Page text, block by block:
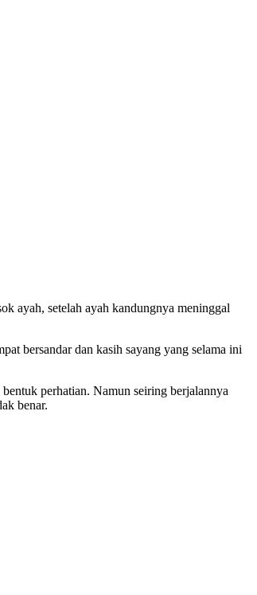
ayah, setelah ayah kandungnya meninggal
bersandar dan kasih sayang yang selama ini
perhatian. Namun seiring berjalannya
benar.